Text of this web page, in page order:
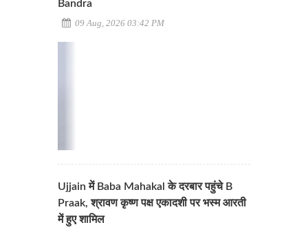
Bandra
09 Aug, 2026 03:42 PM
Ujjain में Baba Mahakal के दरबार पहुंचे B
Praak, श्रावण कृष्ण पक्ष एकादशी पर भस्म आरती
में हुए शामिल